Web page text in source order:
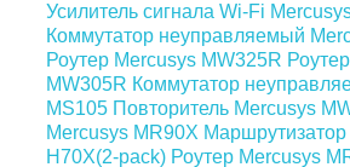
Усилитель сигнала Wi-Fi
Коммутатор неуправляемый
Роутер Mercusys MW325R
MW305R Коммутатор
MS105 Повторитель Mercusys
Mercusys MR90X
H70X(2-pack) Роутер Mercusys